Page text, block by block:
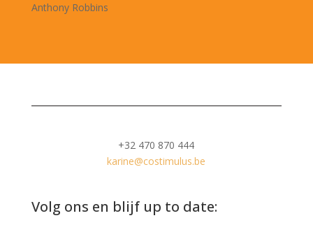
Anthony Robbins
+32 470 870 444
karine@costimulus.be
Volg ons en blijf up to date: